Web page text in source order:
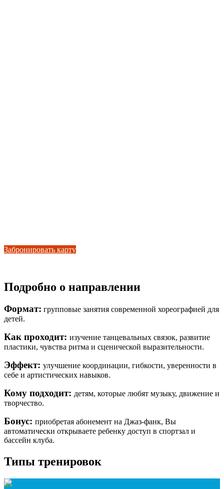
Забронировать карту
Подробно о направлении
Формат: групповые занятия современной хореографией для
детей.
Как проходит: изучение танцевальных связок, развитие
пластики, чувства ритма и сценической выразительности.
Эффект: улучшение координации, гибкости, уверенности в
себе и артистических навыков.
Кому подходит: детям, которые любят музыку, движение и
творчество.
Бонус: приобретая абонемент на Джаз-фанк, Вы
автоматически открываете ребенку доступ в спортзал и
бассейн клуба.
Типы тренировок